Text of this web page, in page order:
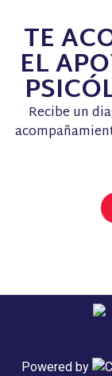
TE
EL
Recibe un
Powered by